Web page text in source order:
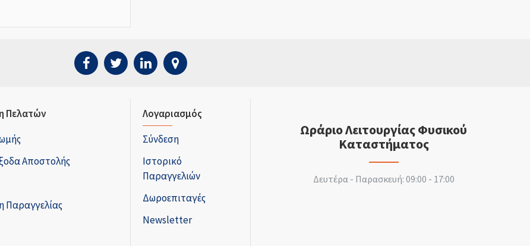
Πελατών
Αποστολής
Παραγγελίας
Λογαριασμός
Σύνδεση
Ιστορικό
Παραγγελιών
Δωροεπιταγές
Newsletter
Ωράριο Λειτουργίας Φυσικού
Καταστήματος
Δευτέρα - Παρασκευή: 09:00 - 17:00